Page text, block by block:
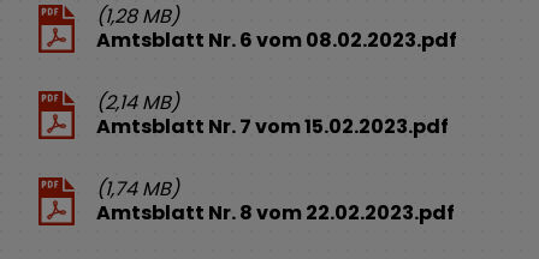
(1,28 MB)
Amtsblatt Nr. 6 vom 08.02.2023.pdf
(2,14 MB)
Amtsblatt Nr. 7 vom 15.02.2023.pdf
(1,74 MB)
Amtsblatt Nr. 8 vom 22.02.2023.pdf